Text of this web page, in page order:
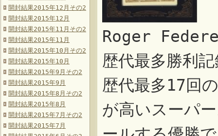
開封結果2015年12月その2
開封結果2015年12月
開封結果2015年11月その2
開封結果2015年11月
開封結果2015年10月その2
開封結果2015年10月
開封結果2015年9月その2
開封結果2015年9月
開封結果2015年8月その2
開封結果2015年8月
開封結果2015年7月その2
開封結果2015年7月
Roger
歴代最多勝利
歴代最多17回
が高いスーパ